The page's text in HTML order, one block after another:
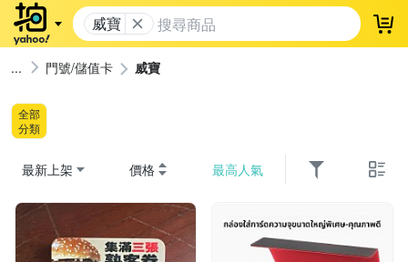
威寶 登
門號/儲值卡 威寶
全部
分類
最新上架 價格 最高人氣